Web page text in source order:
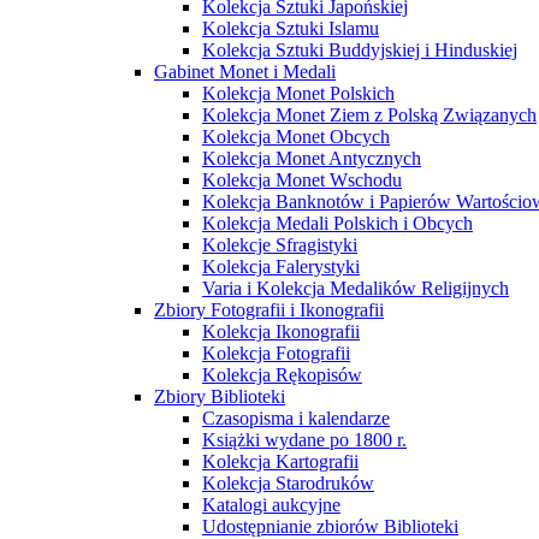
Kolekcja Sztuki Japońskiej
Kolekcja Sztuki Islamu
Kolekcja Sztuki Buddyjskiej i Hinduskiej
Gabinet Monet i Medali
Kolekcja Monet Polskich
Kolekcja Monet Ziem z Polską Związanych
Kolekcja Monet Obcych
Kolekcja Monet Antycznych
Kolekcja Monet Wschodu
Kolekcja Banknotów i Papierów
Kolekcja Medali Polskich i Obcych
Kolekcje Sfragistyki
Kolekcja Falerystyki
Varia i Kolekcja Medalików Religijnych
Zbiory Fotografii i Ikonografii
Kolekcja Ikonografii
Kolekcja Fotografii
Kolekcja Rękopisów
Zbiory Biblioteki
Czasopisma i kalendarze
Książki wydane po 1800 r.
Kolekcja Kartografii
Kolekcja Starodruków
Katalogi aukcyjne
Udostępnianie zbiorów Biblioteki